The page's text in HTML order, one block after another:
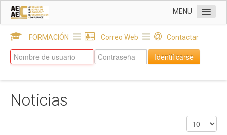
MENU
INICIO
Sobre AEAEC
EUROPEAN COMPLIANCE & NEWS
FORMACIÓN Correo Web Contactar
Identificarse
Noticias